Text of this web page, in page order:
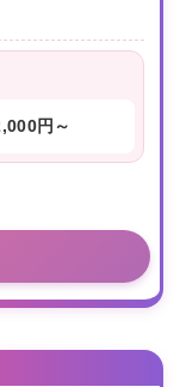
円～